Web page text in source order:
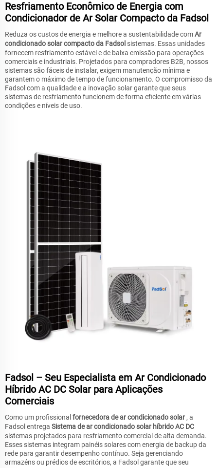
Resfriamento Econômico de Energia com
Condicionador de Ar Solar Compacto da Fadsol
Reduza os custos de energia e melhore a sustentabilidade comAr
condicionado solar compacto da Fadsol sistemas. Essas unidades
fornecem resfriamento estável e de baixa emissão para operações
comerciais e industriais. Projetados para compradores B2B, nossos
sistemas são fáceis de instalar, exigem manutenção mínima e
garantem o máximo de tempo de funcionamento. O compromisso da
Fadsol com a qualidade e a inovação solar garante que seus
sistemas de resfriamento funcionem de forma eficiente em várias
condições e níveis de uso.
Fadsol – Seu Especialista em Ar Condicionado
Híbrido AC DC Solar para Aplicações
Comerciais
Como um profissional fornecedora de ar condicionado solar , a
Fadsol entrega Sistema de ar condicionado solar híbrido AC DC
sistemas projetados para resfriamento comercial de alta demanda.
Esses sistemas integram painéis solares com energia de backup da
rede para garantir desempenho contínuo. Seja gerenciando
armazéns ou prédios de escritórios, a Fadsol garante que seu